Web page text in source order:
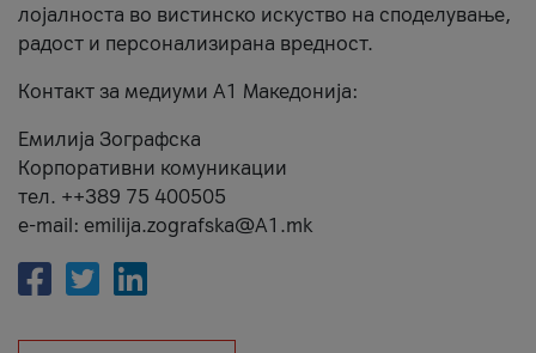
лојалноста во вистинско искуство на споделување,
радост и персонализирана вредност.
Контакт за медиуми А1 Македонија:
Емилија Зографска
Корпоративни комуникации
тел. ++389 75 400505
e-mail: emilija.zografska@A1.mk